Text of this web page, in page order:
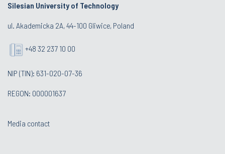
Silesian University of Technology
ul. Akademicka 2A, 44-100 Gliwice, Poland
+48 32 237 10 00
NIP (TIN): 631-020-07-36
REGON: 000001637
Media contact